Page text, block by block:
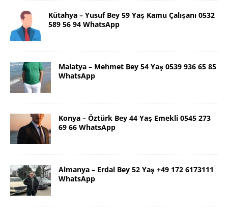
Kütahya – Yusuf Bey 59 Yaş Kamu Çalışanı 0532
589 56 94 WhatsApp
Malatya – Mehmet Bey 54 Yaş 0539 936 65 85
WhatsApp
Konya – Öztürk Bey 44 Yaş Emekli 0545 273
69 66 WhatsApp
Almanya – Erdal Bey 52 Yaş +49 172 6173111
WhatsApp